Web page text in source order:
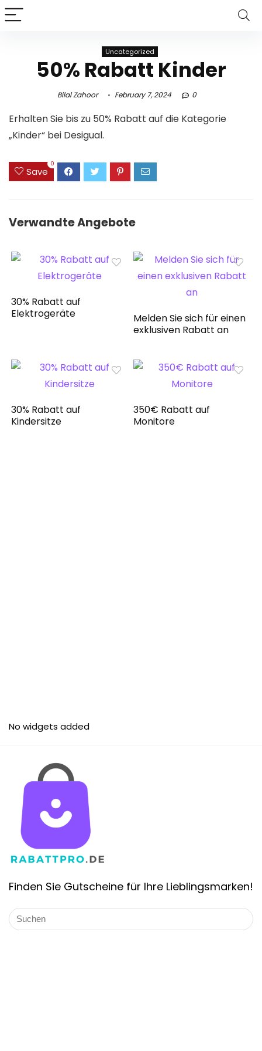
Uncategorized
50% Rabatt Kinder
Bilal Zahoor February 7, 2024 0
Erhalten Sie bis zu 50% Rabatt auf die Kategorie
„Kinder“ bei Desigual.
Save
0
Verwandte Angebote
30% Rabatt auf
Elektrogeräte
Melden Sie sich für einen
exklusiven Rabatt an
30% Rabatt auf
Kindersitze
350€ Rabatt auf
Monitore
No widgets added
Finden Sie Gutscheine für Ihre Lieblingsmarken!